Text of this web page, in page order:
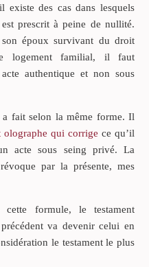
existe des cas dans lesquels
prescrit à peine de nullité.
époux survivant du droit
logement familial, il faut
authentique et non sous
a fait selon la même forme. Il
olographe qui corrige ce qu’il
acte sous seing privé. La
par la présente, mes
formule, le testament
va devenir celui en
le testament le plus